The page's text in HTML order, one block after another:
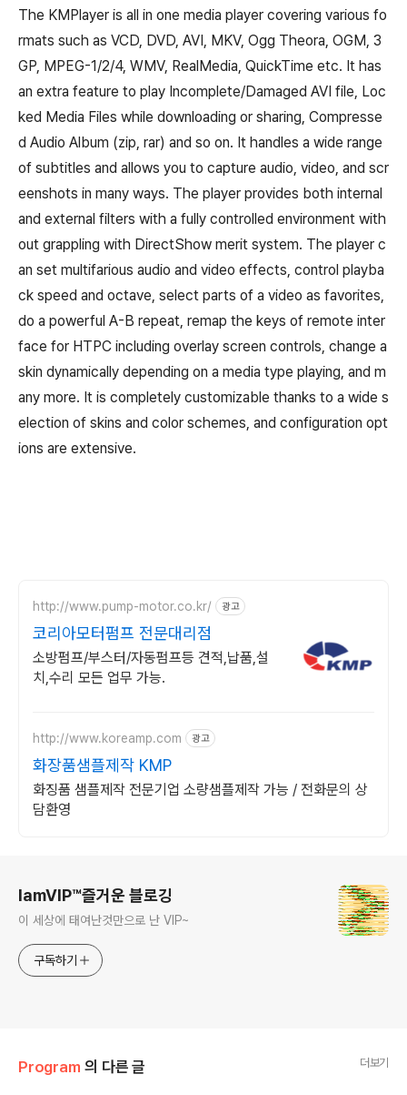
The KMPlayer is all in one media player covering various fo
rmats such as VCD, DVD, AVI, MKV, Ogg Theora, OGM, 3
GP, MPEG-1/2/4, WMV, RealMedia, QuickTime etc. It has
an extra feature to play Incomplete/Damaged AVI file, Loc
ked Media Files while downloading or sharing, Compresse
d Audio Album (zip, rar) and so on. It handles a wide range
of subtitles and allows you to capture audio, video, and scr
eenshots in many ways. The player provides both internal
and external filters with a fully controlled environment with
out grappling with DirectShow merit system. The player c
an set multifarious audio and video effects, control playba
ck speed and octave, select parts of a video as favorites,
do a powerful A-B repeat, remap the keys of remote inter
face for HTPC including overlay screen controls, change a
skin dynamically depending on a media type playing, and m
any more. It is completely customizable thanks to a wide s
election of skins and color schemes, and configuration opt
ions are extensive.
http://www.pump-motor.co.kr/ 광고
코리아모터펌프 전문대리점
소방펌프/부스터/자동펌프등 견적,납품,설
치,수리 모든 업무 가능.
http://www.koreamp.com 광고
화장품샘플제작 KMP
화징품 샘플제작 전문기업 소량샘플제작 가능 / 전화문의 상
담환영
IamVIP™즐거운 블로깅
이 세상에 태여난것만으로 난 VIP~
구독하기
Program 의 다른 글 더보기